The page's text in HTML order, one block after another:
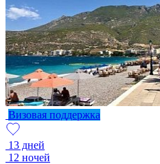
Визовая поддержка
13 дней
12 ночей